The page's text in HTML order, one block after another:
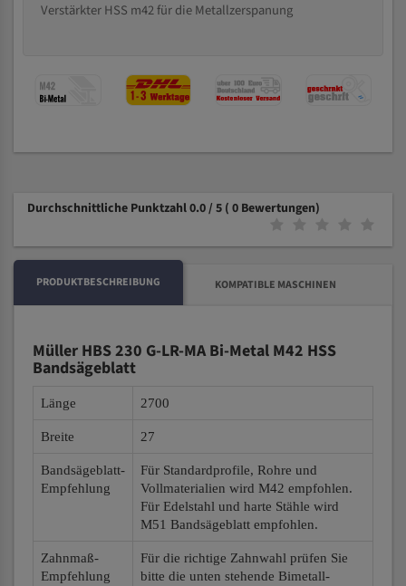
Verstärkter HSS m42 für die Metallzerspanung
Durchschnittliche Punktzahl 0.0 / 5 ( 0 Bewertungen)
PRODUKTBESCHREIBUNG KOMPATIBLE MASCHINEN
Müller HBS 230 G-LR-MA Bi-Metal M42 HSS
Bandsägeblatt
Länge 2700
Breite 27
Bandsägeblatt-
Empfehlung
Für Standardprofile, Rohre und
Vollmaterialien wird M42 empfohlen.
Für Edelstahl und harte Stähle wird
M51 Bandsägeblatt empfohlen.
Zahnmaß-
Empfehlung
Für die richtige Zahnwahl prüfen Sie
bitte die unten stehende Bimetall-